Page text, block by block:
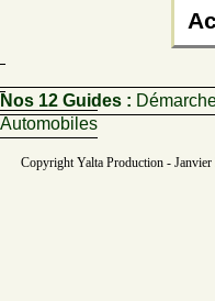
Nos 12 Guides :
Automobiles
Copyright Yalta Production -